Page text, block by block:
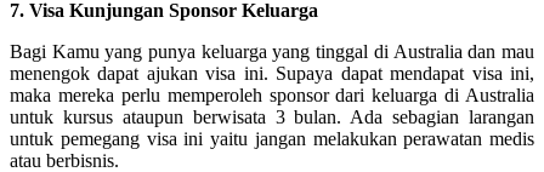
7. Visa Kunjungan Sponsor Keluarga
Bagi Kamu yang punya keluarga yang tinggal di Australia dan mau
menengok dapat ajukan visa ini. Supaya dapat mendapat visa ini,
maka mereka perlu memperoleh sponsor dari keluarga di Australia
untuk kursus ataupun berwisata 3 bulan. Ada sebagian larangan
untuk pemegang visa ini yaitu jangan melakukan perawatan medis
atau berbisnis.